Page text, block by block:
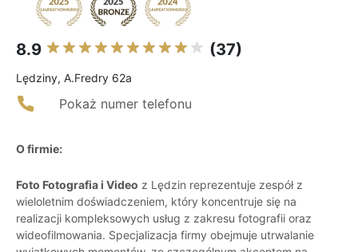
8.9 (37)
Lędziny, A.Fredry 62a
Pokaż numer telefonu
O firmie:
Foto Fotografia i Video z Lędzin reprezentuje zespół z
wieloletnim doświadczeniem, który koncentruje się na
realizacji kompleksowych usług z zakresu fotografii oraz
wideofilmowania. Specjalizacja firmy obejmuje utrwalanie